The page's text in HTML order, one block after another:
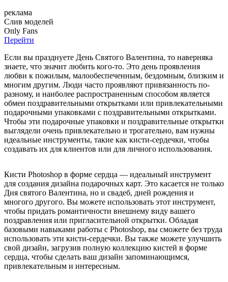
реклама
Слив моделей
Only Fans
Перейти
Если вы празднуете День Святого Валентина, то наверняка
знаете, что значит любить кого-то. Это день проявления
любви к пожилым, малообеспеченным, бездомным, близким и
многим другим. Люди часто проявляют привязанность по-
разному, и наиболее распространенным способом является
обмен поздравительными открытками или привлекательными
подарочными упаковками с поздравительными открытками.
Чтобы эти подарочные упаковки и поздравительные открытки
выглядели очень привлекательно и трогательно, вам нужны
идеальные инструменты, такие как кисти-сердечки, чтобы
создавать их для клиентов или для личного использования.
Кисти Photoshop в форме сердца — идеальный инструмент
для создания дизайна подарочных карт. Это касается не только
Дня святого Валентина, но и свадеб, дней рождения и
многого другого. Вы можете использовать этот инструмент,
чтобы придать романтичности внешнему виду вашего
поздравления или пригласительной открытки. Обладая
базовыми навыками работы с Photoshop, вы сможете без труда
использовать эти кисти-сердечки. Вы также можете улучшить
свой дизайн, загрузив полную коллекцию кистей в форме
сердца, чтобы сделать ваш дизайн запоминающимся,
привлекательным и интересным.